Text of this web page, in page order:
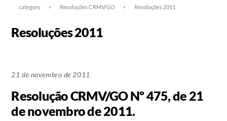
category > Resoluções CRMV/GO > Resoluções 2011
Resoluções 2011
21 de novembro de 2011
Resolução CRMV/GO Nº 475, de 21
de novembro de 2011.